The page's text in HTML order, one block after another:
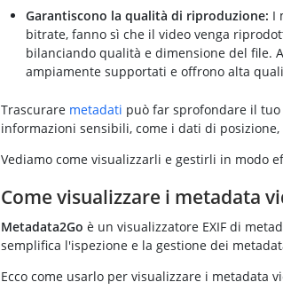
Garantiscono la qualità di riproduzione: I
bitrate, fanno sì che il video venga
bilanciando qualità e dimensione del file.
ampiamente supportati e offrono alta
Trascurare metadati può far sprofondare il
informazioni sensibili, come i dati di
Vediamo come visualizzarli e gestirli in modo
Come visualizzare i metadata
Metadata2Go è un visualizzatore EXIF di
semplifica l'ispezione e la gestione dei
Ecco come usarlo per visualizzare i metadata